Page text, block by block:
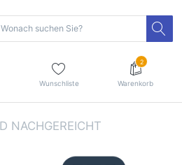
Wunschliste
2
Warenkorb